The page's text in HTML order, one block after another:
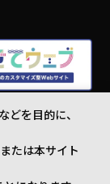
どを目的に、
たは本サイト